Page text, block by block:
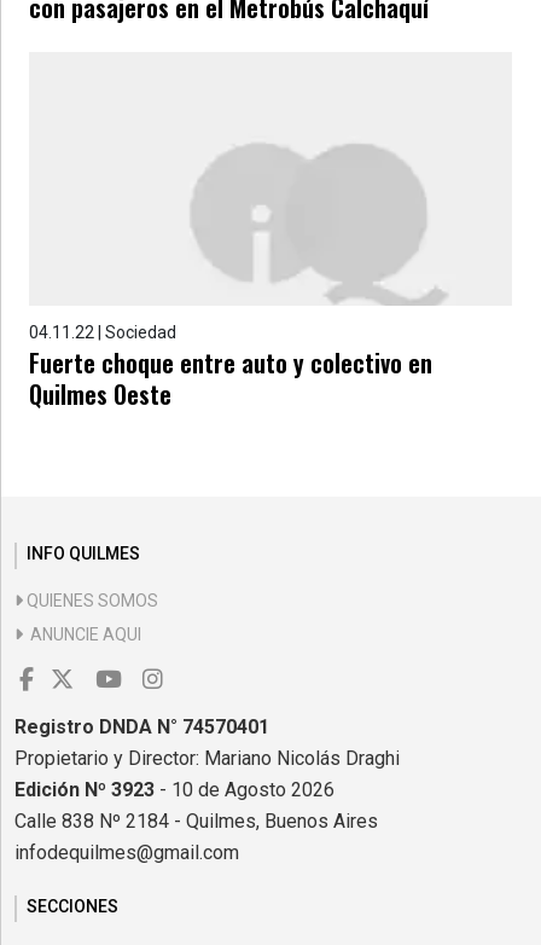
04.11.22 | Sociedad
Fuerte choque entre auto y colectivo en
Quilmes Oeste
INFO QUILMES
QUIENES SOMOS
ANUNCIE AQUI
Registro DNDA N° 74570401
Propietario y Director: Mariano Nicolás Draghi
Edición Nº 3923 - 10 de Agosto 2026
Calle 838 Nº 2184 - Quilmes, Buenos Aires
infodequilmes@gmail.com
SECCIONES